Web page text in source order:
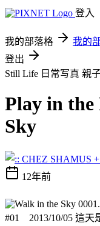
登入
我的部落格 我的
登出
Still Life 日常写真 親
Play in
Sky
12年前
#01 2013/10/05 這天